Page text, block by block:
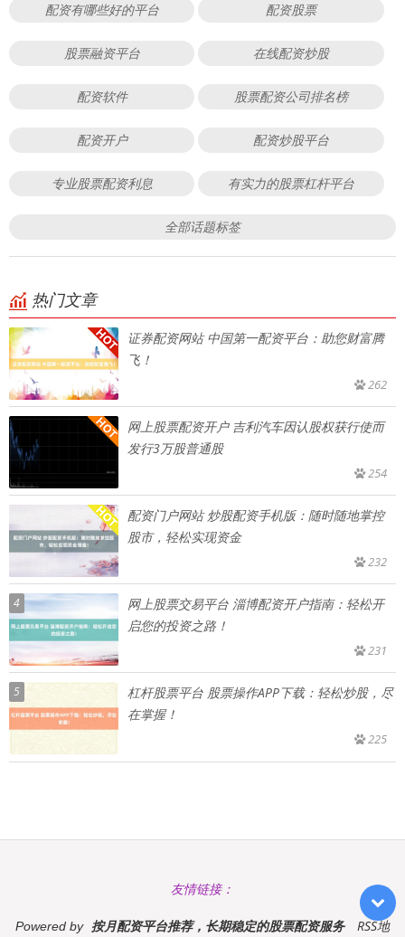
配资有哪些好的平台 配资股票
股票融资平台 在线配资炒股
配资软件 股票配资公司排名榜
配资开户 配资炒股平台
专业股票配资利息 有实力的股票杠杆平台
全部话题标签
热门文章
证券配资网站 中国第一配资平台：助您财富腾
飞！
262
网上股票配资开户 吉利汽车因认股权获行使而
发行3万股普通股
254
配资门户网站 炒股配资手机版：随时随地掌控
股市，轻松实现资金
232
4
网上股票交易平台 淄博配资开户指南：轻松开
启您的投资之路！
231
5
杠杆股票平台 股票操作APP下载：轻松炒股，尽
在掌握！
225
友情链接：
Powered by 按月配资平台推荐，长期稳定的股票配资服务 RSS地